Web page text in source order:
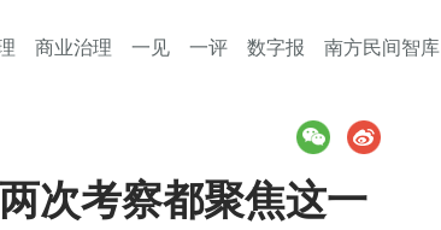
商业治理 一见 一评 数字报 南方民间智库
次考察都聚焦这一